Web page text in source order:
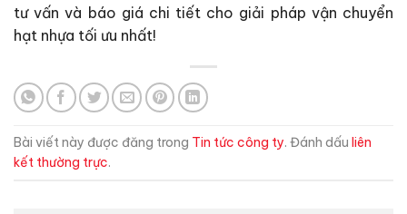
tư vấn và báo giá chi tiết cho giải pháp vận chuyển
hạt nhựa tối ưu nhất!
Bài viết này được đăng trong Tin tức công ty. Đánh dấu liên
kết thường trực.